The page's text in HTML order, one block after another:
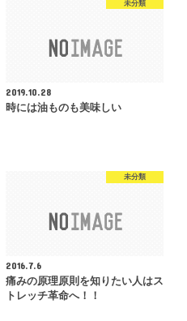
未分類
2019.10.28
時には油ものも美味しい
未分類
2016.7.6
痛みの原理原則を知りたい人はス
トレッチ革命へ！！